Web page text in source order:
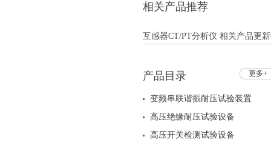
相关产品推荐
互感器CT/PT分析仪 相关产品更
更多+
产品目录
变频串联谐振耐压试验装置
高压绝缘耐压试验设备
高压开关检测试验设备